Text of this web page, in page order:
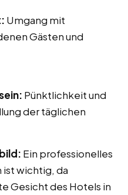
Umgang mit
Gästen und
Pünktlichkeit und
der täglichen
Ein professionelles
wichtig, da
Gesicht des Hotels in